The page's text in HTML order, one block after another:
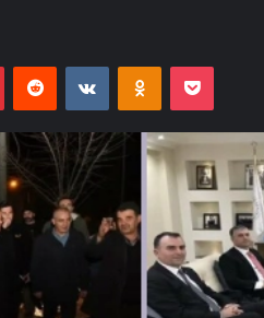
PinterestReddit VKontakteOdnoklassniki
Pocket